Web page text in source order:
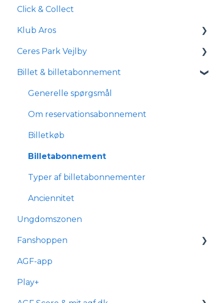
Click & Collect
Klub Aros
Om Klub Aros
Hvad indeholder Klub Aros?
Tilmelding og medlemskab
Ceres Park Vejlby
Information om Ceres Park Vejlby
Transport og parkering
Forhold for handicappede og
Billet & billetabonnement
Generelle spørgsmål
Om reservationsabonnement
Billetkøb
Billetabonnement
Typer af billetabonnementer
Anciennitet
Ungdomszonen
Fanshoppen
Generelle spørgsmål
Bestilling & ordre
AGF-app
Play+